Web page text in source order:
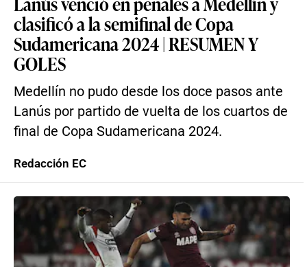
clasificó a la semifinal de Copa
Sudamericana 2024 | RESUMEN Y
GOLES
Medellín no pudo desde los doce pasos ante
Lanús por partido de vuelta de los cuartos de
final de Copa Sudamericana 2024.
Redacción EC